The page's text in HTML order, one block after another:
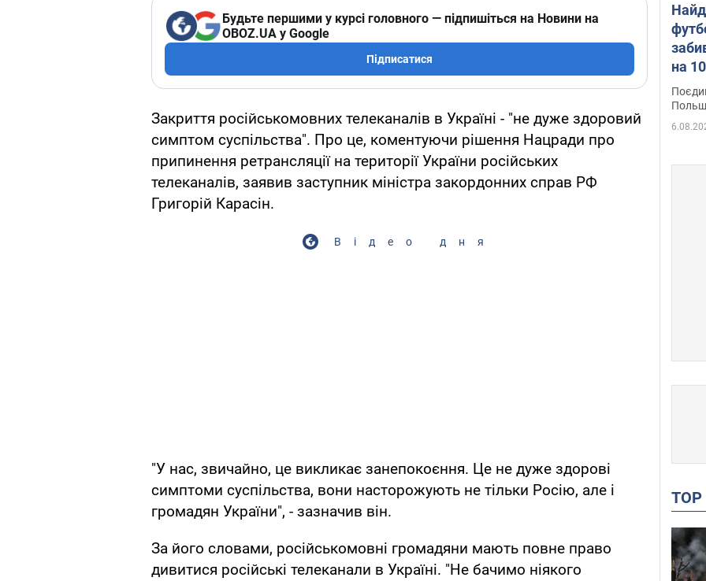
Будьте першими у курсі головного — підпишіться на Новини на
OBOZ.UA у Google
Підписатися
Закриття російськомовних телеканалів в Україні - "не дуже здоровий
симптом суспільства". Про це, коментуючи рішення Нацради про
припинення ретрансляції на території України російських
телеканалів, заявив заступник міністра закордонних справ РФ
Григорій Карасін.
Відео дня
"У нас, звичайно, це викликає занепокоєння. Це не дуже здорові
симптоми суспільства, вони насторожують не тільки Росію, але і
громадян України", - зазначив він.
За його словами, російськомовні громадяни мають повне право
дивитися російські телеканали в Україні. "Не бачимо ніякого
на
Відео